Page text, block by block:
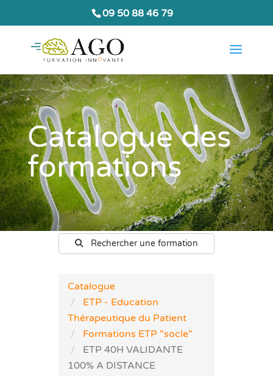
09 50 88 46 79
Catalogue des
formations
Rechercher une formation
Catalogue
ETP - Education
Thérapeutique du Patient
Formations ETP "socle"
ETP 40H VALIDANTE
100% A DISTANCE